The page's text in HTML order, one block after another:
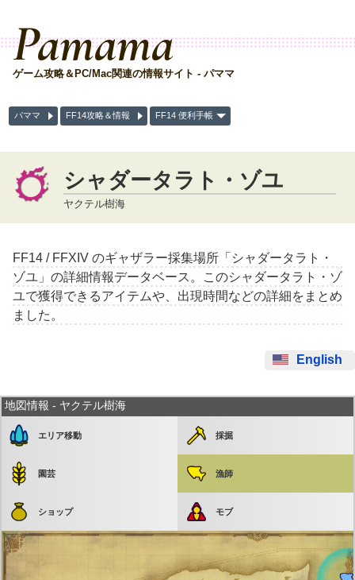
Pamama
ゲーム攻略＆PC/Mac関連の情報サイト - パママ
パママ FF14攻略＆情報 FF14 便利手帳
シャダータラト・ゾユ
ヤクテル樹海
FF14 / FFXIV のギャザラー採集場所「シャダータラト・
ゾユ」の詳細情報データベース。このシャダータラト・ゾ
ユで獲得できるアイテムや、出現時間などの詳細をまとめ
ました。
English
地図情報 - ヤクテル樹海
エリア移動 採掘
園芸 漁師
ショップ モブ